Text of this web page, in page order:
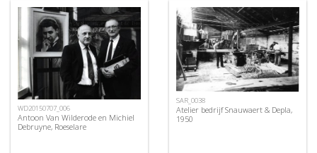
WD20150707_006
Antoon Van Wilderode en Michiel
Debruyne, Roeselare
SAR_0038
Atelier bedrijf Snauwaert & Depla,
1950